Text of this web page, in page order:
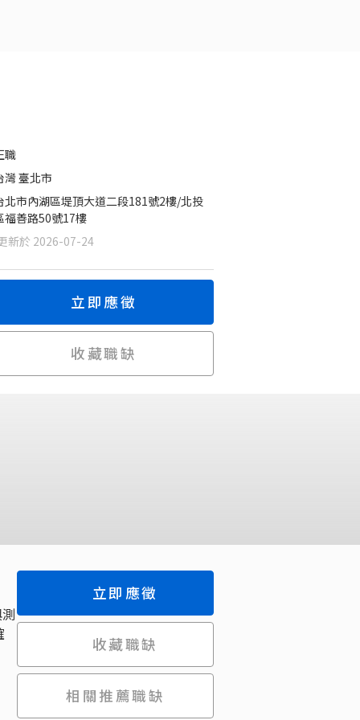
職
灣 臺北市
北市內湖區堤頂大道二段181號2樓/北投
福善路50號17樓
新於 2026-07-24
立即應徵
收藏職缺
立即應徵
收藏職缺
相關推薦職缺